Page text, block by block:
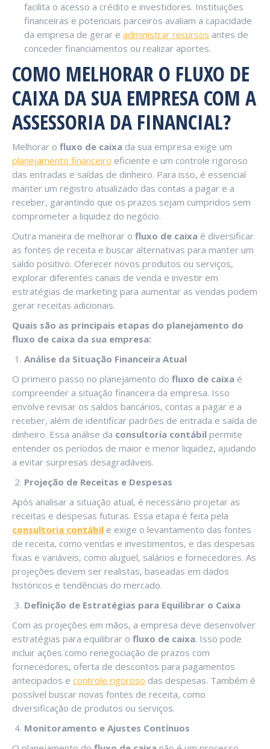
facilita o acesso a crédito e investidores. Instituições
financeiras e potenciais parceiros avaliam a capacidade
da empresa de gerar e administrar recursos antes de
conceder financiamentos ou realizar aportes.
COMO MELHORAR O FLUXO DE
CAIXA DA SUA EMPRESA COM A
ASSESSORIA DA FINANCIAL?
Melhorar o fluxo de caixa da sua empresa exige um
planejamento financeiro eficiente e um controle rigoroso
das entradas e saídas de dinheiro. Para isso, é essencial
manter um registro atualizado das contas a pagar e a
receber, garantindo que os prazos sejam cumpridos sem
comprometer a liquidez do negócio.
Outra maneira de melhorar o fluxo de caixa é diversificar
as fontes de receita e buscar alternativas para manter um
saldo positivo. Oferecer novos produtos ou serviços,
explorar diferentes canais de venda e investir em
estratégias de marketing para aumentar as vendas podem
gerar receitas adicionais.
Quais são as principais etapas do planejamento do
fluxo de caixa da sua empresa:
Análise da Situação Financeira Atual
O primeiro passo no planejamento do fluxo de caixa é
compreender a situação financeira da empresa. Isso
envolve revisar os saldos bancários, contas a pagar e a
receber, além de identificar padrões de entrada e saída de
dinheiro. Essa análise da consultoria contábil permite
entender os períodos de maior e menor liquidez, ajudando
a evitar surpresas desagradáveis.
Projeção de Receitas e Despesas
Após analisar a situação atual, é necessário projetar as
receitas e despesas futuras. Essa etapa é feita pela
consultoria contábil e exige o levantamento das fontes
de receita, como vendas e investimentos, e das despesas
fixas e variáveis, como aluguel, salários e fornecedores. As
projeções devem ser realistas, baseadas em dados
históricos e tendências do mercado.
Definição de Estratégias para Equilibrar o Caixa
Com as projeções em mãos, a empresa deve desenvolver
estratégias para equilibrar o fluxo de caixa. Isso pode
incluir ações como renegociação de prazos com
fornecedores, oferta de descontos para pagamentos
antecipados e controle rigoroso das despesas. Também é
possível buscar novas fontes de receita, como
diversificação de produtos ou serviços.
Monitoramento e Ajustes Contínuos